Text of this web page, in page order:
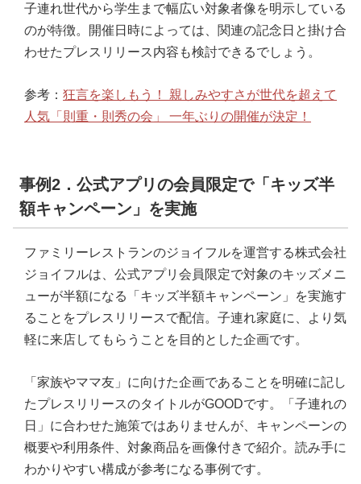
子連れ世代から学生まで幅広い対象者像を明示している
のが特徴。開催日時によっては、関連の記念日と掛け合
わせたプレスリリース内容も検討できるでしょう。
参考： 狂言を楽しもう！ 親しみやすさが世代を超えて
人気「則重・則秀の会」 一年ぶりの開催が決定！
事例2．公式アプリの会員限定で「キッズ半
額キャンペーン」を実施
ファミリーレストランのジョイフルを運営する株式会社
ジョイフルは、公式アプリ会員限定で対象のキッズメニ
ューが半額になる「キッズ半額キャンペーン」を実施す
ることをプレスリリースで配信。子連れ家庭に、より気
軽に来店してもらうことを目的とした企画です。
「家族やママ友」に向けた企画であることを明確に記し
たプレスリリースのタイトルがGOODです。「子連れの
日」に合わせた施策ではありませんが、キャンペーンの
概要や利用条件、対象商品を画像付きで紹介。読み手に
わかりやすい構成が参考になる事例です。